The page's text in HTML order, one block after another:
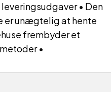
• Den
er unægtelig at hente
frembyder et
•